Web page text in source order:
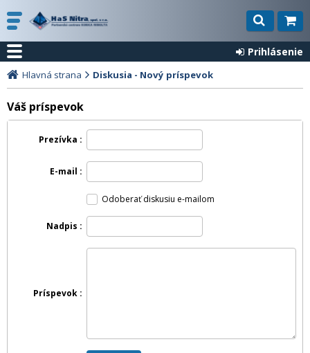
Prihlásenie
Hlavná strana Diskusia - Nový príspevok
Váš príspevok
Prezívka
E-mail
Odoberať diskusiu e-mailom
Nadpis
Príspevok